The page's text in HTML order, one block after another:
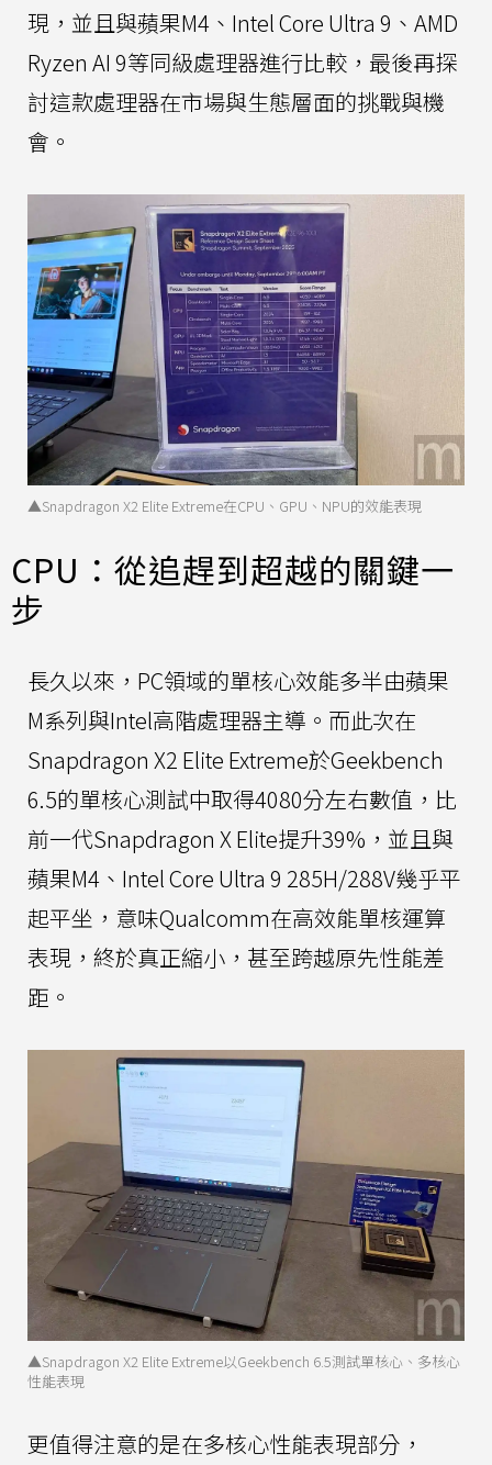
現，並且與蘋果M4、Intel Core Ultra 9、AMD
Ryzen AI 9等同級處理器進行比較，最後再探
討這款處理器在市場與生態層面的挑戰與機
會。
▲Snapdragon X2 Elite Extreme在CPU、GPU、NPU的效能表現
CPU：從追趕到超越的關鍵一
步
長久以來，PC領域的單核心效能多半由蘋果
M系列與Intel高階處理器主導。而此次在
Snapdragon X2 Elite Extreme於Geekbench
6.5的單核心測試中取得4080分左右數值，比
前一代Snapdragon X Elite提升39%，並且與
蘋果M4、Intel Core Ultra 9 285H/288V幾乎平
起平坐，意味Qualcomm在高效能單核運算
表現，終於真正縮小，甚至跨越原先性能差
距。
▲Snapdragon X2 Elite Extreme以Geekbench 6.5測試單核心、多核心
性能表現
更值得注意的是在多核心性能表現部分，